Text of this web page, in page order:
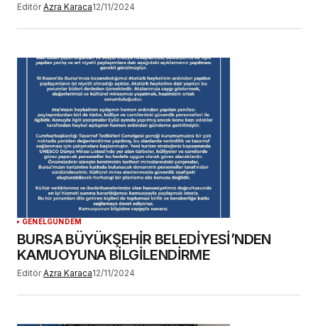
Editör Azra Karaca12/11/2024
GENELGÜNDEM
BURSA BÜYÜKŞEHİR BELEDİYESİ’NDEN
KAMUOYUNA BİLGİLENDİRME
Editör Azra Karaca12/11/2024